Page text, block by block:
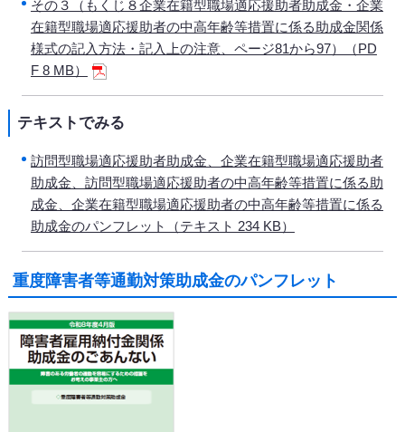
その３（もくじ８企業在籍型職場適応援助者助成金・企業
在籍型職場適応援助者の中高年齢等措置に係る助成金関係
様式の記入方法・記入上の注意、ページ81から97）（PD
F 8 MB）
テキストでみる
訪問型職場適応援助者助成金、企業在籍型職場適応援助者
助成金、訪問型職場適応援助者の中高年齢等措置に係る助
成金、企業在籍型職場適応援助者の中高年齢等措置に係る
助成金のパンフレット（テキスト 234 KB）
重度障害者等通勤対策助成金のパンフレット